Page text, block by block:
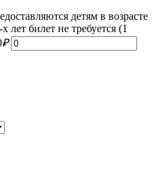
детям в возрасте
лет билет не требуется (1
₽